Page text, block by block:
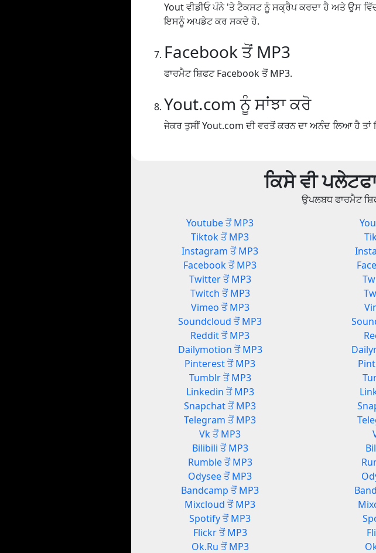
Yout ਵੀਡੀਓ ਪੰਨੇ 'ਤੇ ਟੈਕਸਟ ਨੂੰ ਸਕ੍ਰੈਪ ਕਰਦਾ ਹੈ ਅਤੇ ਉਸ
ਇਸਨੂੰ ਅਪਡੇਟ ਕਰ ਸਕਦੇ ਹੋ.
Facebook ਤੋਂ MP3
ਫਾਰਮੈਟ ਸ਼ਿਫਟ Facebook ਤੋਂ MP3.
Yout.com ਨੂੰ ਸਾਂਝਾ ਕਰੋ
ਜੇਕਰ ਤੁਸੀਂ Yout.com ਦੀ ਵਰਤੋਂ ਕਰਨ ਦਾ ਅਨੰਦ ਲਿਆ ਹੈ ਤਾਂ
ਕਿਸੇ ਵੀ
ਉਪਲਬਧ ਫਾਰਮੈਟ
Youtube ਤੋਂ MP3
Tiktok ਤੋਂ MP3
Instagram ਤੋਂ MP3
Facebook ਤੋਂ MP3
Twitter ਤੋਂ MP3
Twitch ਤੋਂ MP3
Vimeo ਤੋਂ MP3
Soundcloud ਤੋਂ MP3
Reddit ਤੋਂ MP3
Dailymotion ਤੋਂ MP3
Pinterest ਤੋਂ MP3
Tumblr ਤੋਂ MP3
Linkedin ਤੋਂ MP3
Snapchat ਤੋਂ MP3
Telegram ਤੋਂ MP3
Vk ਤੋਂ MP3
Bilibili ਤੋਂ MP3
Rumble ਤੋਂ MP3
Odysee ਤੋਂ MP3
Bandcamp ਤੋਂ MP3
Mixcloud ਤੋਂ MP3
Spotify ਤੋਂ MP3
Flickr ਤੋਂ MP3
Ok.Ru ਤੋਂ MP3